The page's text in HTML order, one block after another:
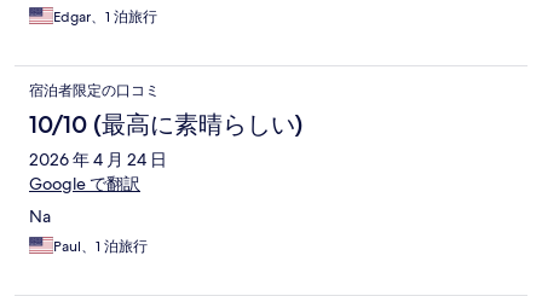
Edgar、1 泊旅行
宿泊者限定の口コミ
10/10 (最高に素晴らしい)
2026 年 4 月 24 日
Google で翻訳
Na
Paul、1 泊旅行